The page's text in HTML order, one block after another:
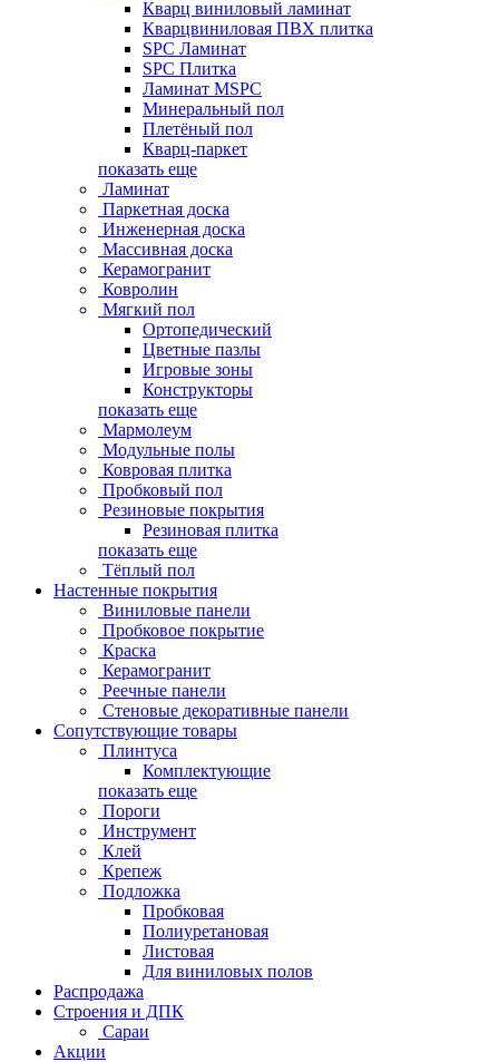
Кварц виниловый ламинат
Кварцвиниловая ПВХ плитка
SPC Ламинат
SPC Плитка
Ламинат MSPC
Минеральный пол
Плетёный пол
Кварц-паркет
показать еще
Ламинат
Паркетная доска
Инженерная доска
Массивная доска
Керамогранит
Ковролин
Мягкий пол
Ортопедический
Цветные пазлы
Игровые зоны
Конструкторы
показать еще
Мармолеум
Модульные полы
Ковровая плитка
Пробковый пол
Резиновые покрытия
Резиновая плитка
показать еще
Тёплый пол
Настенные покрытия
Виниловые панели
Пробковое покрытие
Краска
Керамогранит
Реечные панели
Стеновые декоративные панели
Сопутствующие товары
Плинтуса
Комплектующие
показать еще
Пороги
Инструмент
Клей
Крепеж
Подложка
Пробковая
Полиуретановая
Листовая
Для виниловых полов
Распродажа
Строения и ДПК
Сараи
Акции